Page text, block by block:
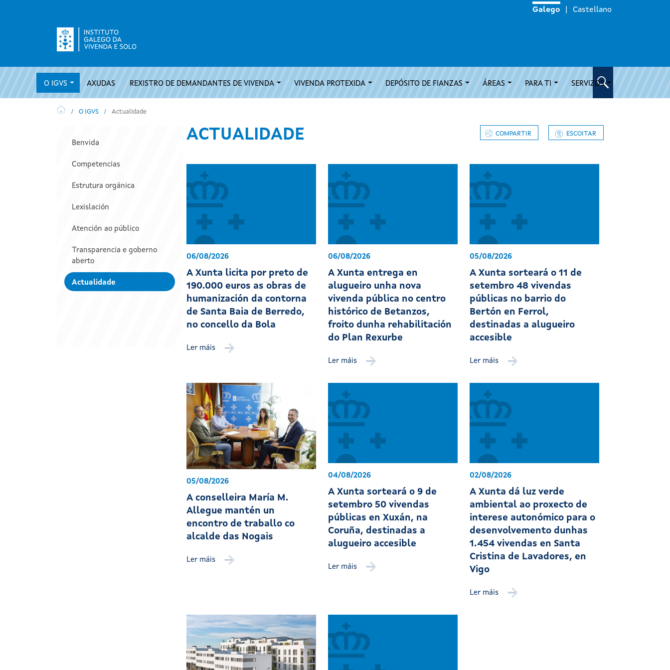
Galego Castellano
O IGVS AXUDAS REXISTRO DE DEMANDANTES DE VIVENDA VIVENDA PROTEXIDA DEPÓSITO DE FIANZAS ÁREAS PARA TI SERVIZOS
O IGVS Actualidade
Benvida
Competencias
Estrutura orgánica
Lexislación
Atención ao público
Transparencia e goberno
aberto
Actualidade
ACTUALIDADE COMPARTIR ESCOITAR
06/08/2026
A Xunta licita por preto de
190.000 euros as obras de
humanización da contorna
de Santa Baia de Berredo,
no concello da Bola
Ler máis
06/08/2026
A Xunta entrega en
alugueiro unha nova
vivenda pública no centro
histórico de Betanzos,
froito dunha rehabilitación
do Plan Rexurbe
Ler máis
05/08/2026
A Xunta sorteará o 11 de
setembro 48 vivendas
públicas no barrio do
Bertón en Ferrol,
destinadas a alugueiro
accesible
Ler máis
05/08/2026
A conselleira María M.
Allegue mantén un
encontro de traballo co
alcalde das Nogais
Ler máis
04/08/2026
A Xunta sorteará o 9 de
setembro 50 vivendas
públicas en Xuxán, na
Coruña, destinadas a
alugueiro accesible
Ler máis
02/08/2026
A Xunta dá luz verde
ambiental ao proxecto de
interese autonómico para o
desenvolvemento dunhas
1.454 vivendas en Santa
Cristina de Lavadores, en
Vigo
Ler máis